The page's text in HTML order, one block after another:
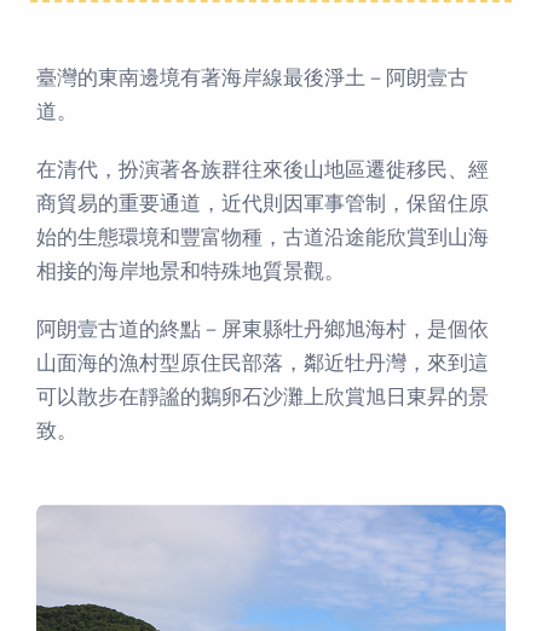
臺灣的東南邊境有著海岸線最後淨土－阿朗壹古
道。
在清代，扮演著各族群往來後山地區遷徙移民、經
商貿易的重要通道，近代則因軍事管制，保留住原
始的生態環境和豐富物種，古道沿途能欣賞到山海
相接的海岸地景和特殊地質景觀。
阿朗壹古道的終點－屏東縣牡丹鄉旭海村，是個依
山面海的漁村型原住民部落，鄰近牡丹灣，來到這
可以散步在靜謐的鵝卵石沙灘上欣賞旭日東昇的景
致。